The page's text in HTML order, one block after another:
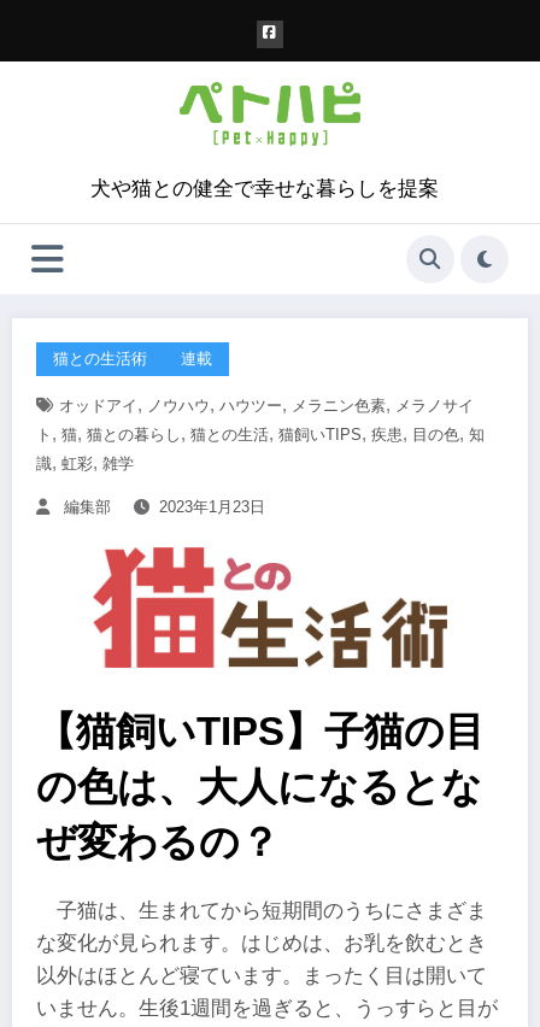
犬や猫との健全で幸せな暮らしを提案
猫との生活術 連載
オッドアイ , ノウハウ , ハウツー, メラニン色素, メラノサイ
ト , 猫, 猫との暮らし , 猫との生活, 猫飼いTIPS, 疾患, 目の色, 知
識, 虹彩, 雑学
編集部 2023年1月23日
【猫飼いTIPS】子猫の目
の色は、大人になるとな
ぜ変わるの？
子猫は、生まれてから短期間のうちにさまざま
な変化が見られます。はじめは、お乳を飲むとき
以外はほとんど寝ています。まったく目は開いて
いません。生後1週間を過ぎると、うっすらと目が